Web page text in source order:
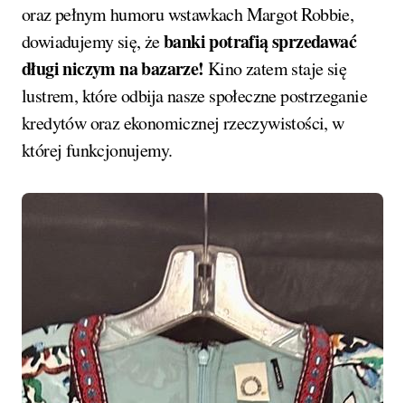
oraz pełnym humoru wstawkach Margot Robbie,
dowiadujemy się, żebanki potrafią sprzedawać
długi niczym na bazarze! Kino zatem staje się
lustrem, które odbija nasze społeczne postrzeganie
kredytów oraz ekonomicznej rzeczywistości, w
której funkcjonujemy.